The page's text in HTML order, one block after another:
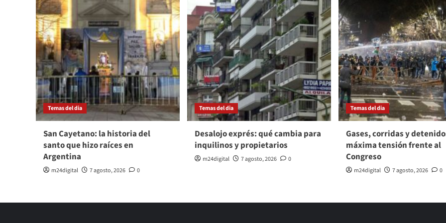
Temas del dia
San Cayetano: la historia del
santo que hizo raíces en
Argentina
m24digital 7 agosto, 2026 0
Temas del dia
Desalojo exprés: qué cambia para
inquilinos y propietarios
m24digital 7 agosto, 2026 0
Temas del dia
Gases, corridas y
máxima tensión frente al
Congreso
m24digital 7 agosto, 2026 0